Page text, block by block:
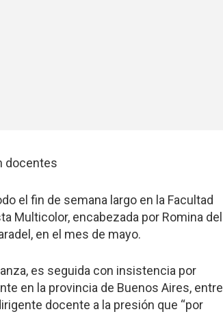
docentes
el fin de semana largo en la Facultad
Multicolor, encabezada por Romina del
en el mes de mayo.
es seguida con insistencia por
en la provincia de Buenos Aires, entre
docente a la presión que “por